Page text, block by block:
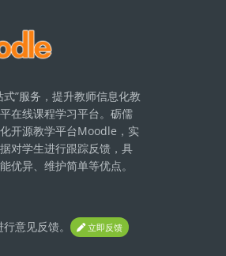
”服务，提升教师信息化教
在线课程学习平台。砺儒
开源教学平台Moodle，实
对学生进行跟踪反馈，具
优异、维护简单等优点。
行意见反馈。
立即反馈